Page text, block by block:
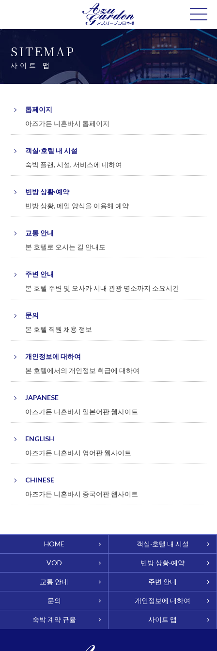
SITEMAP
사이트 맵
톱페이지
아즈가든 니혼바시 톱페이지
객실·호텔 내 시설
숙박 플랜, 시설, 서비스에 대하여
빈방 상황·예약
빈방 상황, 메일 양식을 이용해 예약
교통 안내
본 호텔로 오시는 길 안내도
주변 안내
본 호텔 주변 및 오사카 시내 관광 명소까지 소요시간
문의
본 호텔 직원 채용 정보
개인정보에 대하여
본 호텔에서의 개인정보 취급에 대하여
JAPANESE
아즈가든 니혼바시 일본어판 웹사이트
ENGLISH
아즈가든 니혼바시 영어판 웹사이트
CHINESE
아즈가든 니혼바시 중국어판 웹사이트
HOME 객실·호텔 내 시설
VOD 빈방 상황·예약
교통 안내 주변 안내
문의 개인정보에 대하여
숙박 계약 규율 사이트 맵